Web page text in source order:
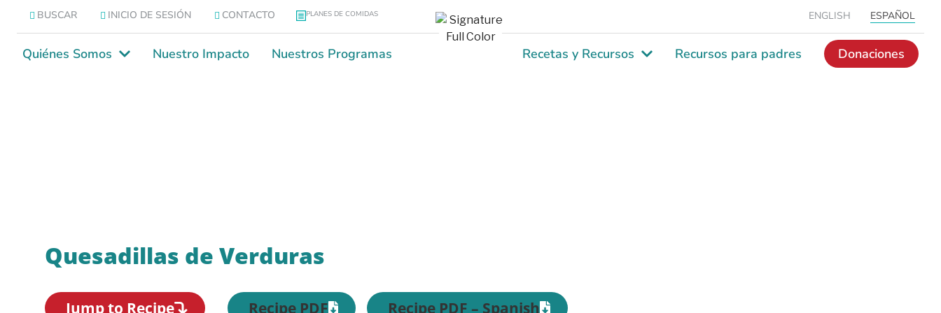
BUSCAR INICIO DE SESIÓN CONTACTO PLANES DE COMIDAS ENGLISH ESPAÑOL
Quiénes Somos Nuestro Impacto Nuestros Programas Recetas y Recursos Recursos para padres Donaciones
Quesadillas de Verduras
Jump to Recipe Recipe PDF Recipe PDF – Spanish